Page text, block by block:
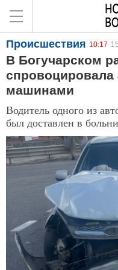
Происшествия 10:17
В Богучарском
машинами
Водитель одного из
был доставлен в